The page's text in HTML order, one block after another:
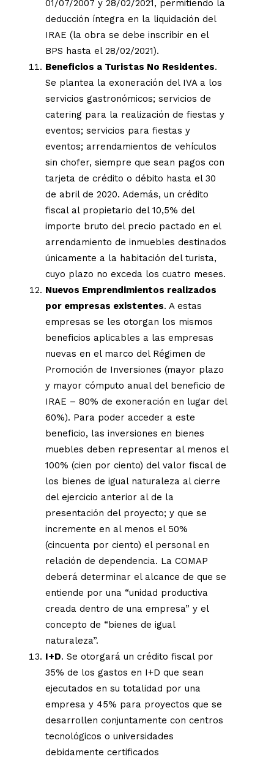
01/07/2007 y 28/02/2021, permitiendo la
deducción íntegra en la liquidación del
IRAE (la obra se debe inscribir en el
BPS hasta el 28/02/2021).
Beneficios a Turistas No Residentes.
Se plantea la exoneración del IVA a los
servicios gastronómicos; servicios de
catering para la realización de fiestas y
eventos; servicios para fiestas y
eventos; arrendamientos de vehículos
sin chofer, siempre que sean pagos con
tarjeta de crédito o débito hasta el 30
de abril de 2020. Además, un crédito
fiscal al propietario del 10,5% del
importe bruto del precio pactado en el
arrendamiento de inmuebles destinados
únicamente a la habitación del turista,
cuyo plazo no exceda los cuatro meses.
Nuevos Emprendimientos realizados
por empresas existentes. A estas
empresas se les otorgan los mismos
beneficios aplicables a las empresas
nuevas en el marco del Régimen de
Promoción de Inversiones (mayor plazo
y mayor cómputo anual del beneficio de
IRAE – 80% de exoneración en lugar del
60%). Para poder acceder a este
beneficio, las inversiones en bienes
muebles deben representar al menos el
100% (cien por ciento) del valor fiscal de
los bienes de igual naturaleza al cierre
del ejercicio anterior al de la
presentación del proyecto; y que se
incremente en al menos el 50%
(cincuenta por ciento) el personal en
relación de dependencia. La COMAP
deberá determinar el alcance de que se
entiende por una “unidad productiva
creada dentro de una empresa” y el
concepto de “bienes de igual
naturaleza”.
I+D. Se otorgará un crédito fiscal por
35% de los gastos en I+D que sean
ejecutados en su totalidad por una
empresa y 45% para proyectos que se
desarrollen conjuntamente con centros
tecnológicos o universidades
debidamente certificados